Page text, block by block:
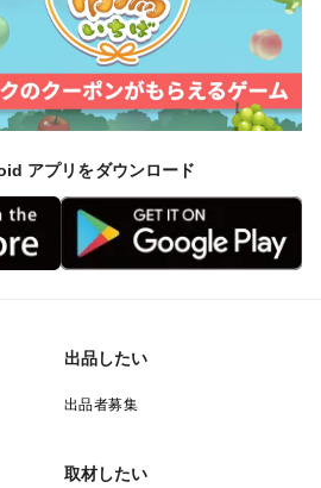
アプリをダウンロード
出品したい
出品者募集
取材したい